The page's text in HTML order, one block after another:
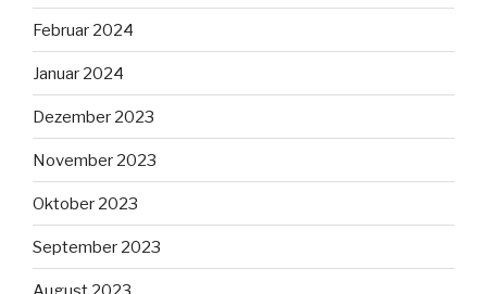
Februar 2024
Januar 2024
Dezember 2023
November 2023
Oktober 2023
September 2023